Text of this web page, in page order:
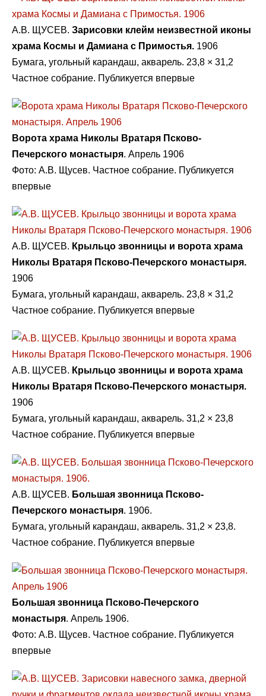
А.В. ЩУСЕВ. Зарисовки клейм неизвестной иконы
храма Космы и Дамиана с Примостья. 1906
Бумага, угольный карандаш, акварель. 23,8 × 31,2
Частное собрание. Публикуется впервые
Ворота храма Николы Вратаря Псково-
Печерского монастыря. Апрель 1906
Фото: А.В. Щусев. Частное собрание. Публикуется
впервые
А.В. ЩУСЕВ. Крыльцо звонницы и ворота храма
Николы Вратаря Псково-Печерского монастыря.
1906
Бумага, угольный карандаш, акварель. 23,8 × 31,2
Частное собрание. Публикуется впервые
А.В. ЩУСЕВ. Крыльцо звонницы и ворота храма
Николы Вратаря Псково-Печерского монастыря.
1906
Бумага, угольный карандаш, акварель. 31,2 × 23,8
Частное собрание. Публикуется впервые
А.В. ЩУСЕВ. Большая звонница Псково-
Печерского монастыря. 1906.
Бумага, угольный карандаш, акварель. 31,2 × 23,8.
Частное собрание. Публикуется впервые
Большая звонница Псково-Печерского
монастыря. Апрель 1906.
Фото: А.В. Щусев. Частное собрание. Публикуется
впервые